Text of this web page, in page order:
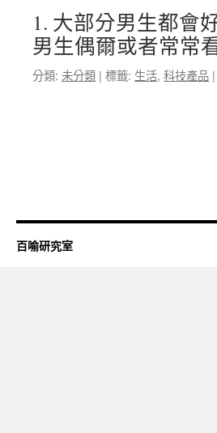
1. 大部分男生都會
男生偶爾或者常常
分類: 未分類 | 標籤: 生活, 科技產品 |
百喻研究室